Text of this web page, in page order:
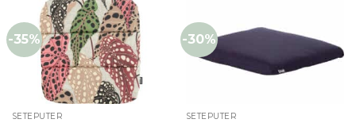
-35%
SETEPUTER
-30%
SETEPUTER